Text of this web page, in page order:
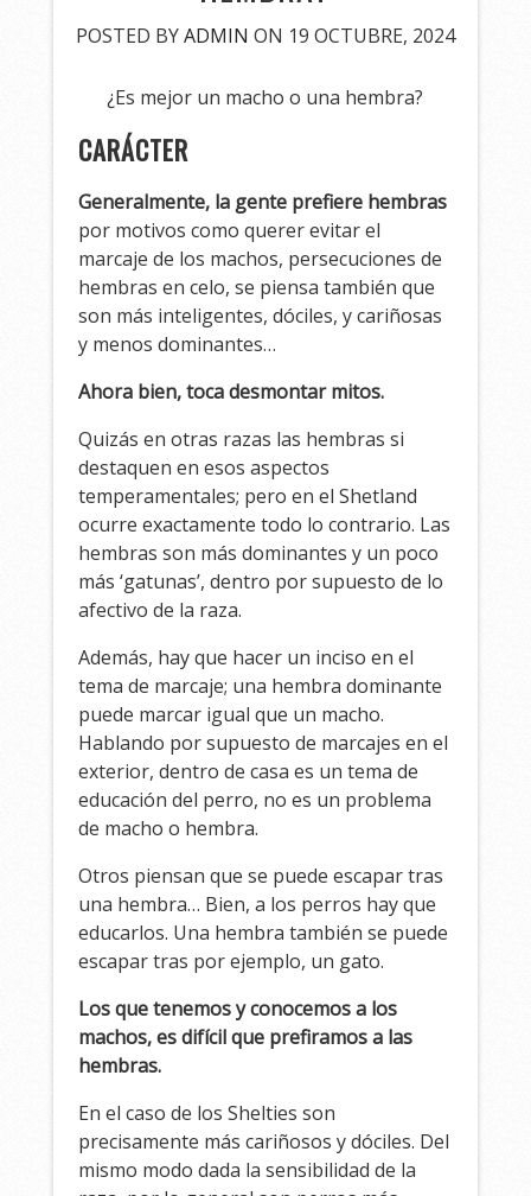
POSTED BYADMIN ON 19 OCTUBRE, 2024
¿Es mejor un macho o una hembra?
CARÁCTER
Generalmente, la gente prefiere hembras
por motivos como querer evitar el
marcaje de los machos, persecuciones de
hembras en celo, se piensa también que
son más inteligentes, dóciles, y cariñosas
y menos dominantes…
Ahora bien, toca desmontar mitos.
Quizás en otras razas las hembras si
destaquen en esos aspectos
temperamentales; pero en el Shetland
ocurre exactamente todo lo contrario. Las
hembras son más dominantes y un poco
más ‘gatunas’, dentro por supuesto de lo
afectivo de la raza.
Además, hay que hacer un inciso en el
tema de marcaje; una hembra dominante
puede marcar igual que un macho.
Hablando por supuesto de marcajes en el
exterior, dentro de casa es un tema de
educación del perro, no es un problema
de macho o hembra.
Otros piensan que se puede escapar tras
una hembra… Bien, a los perros hay que
educarlos. Una hembra también se puede
escapar tras por ejemplo, un gato.
Los que tenemos y conocemos a los
machos, es difícil que prefiramos a las
hembras.
En el caso de los Shelties son
precisamente más cariñosos y dóciles. Del
mismo modo dada la sensibilidad de la